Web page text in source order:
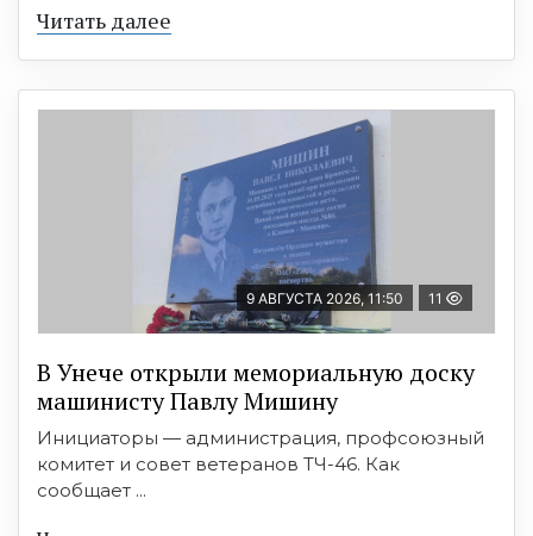
Читать далее
9 АВГУСТА 2026, 11:50 11
В Унече открыли мемориальную доску
машинисту Павлу Мишину
Инициаторы — администрация, профсоюзный
комитет и совет ветеранов ТЧ-46. Как
сообщает ...